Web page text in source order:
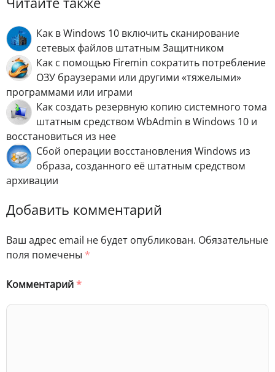
Как в Windows 10 включить сканирование
сетевых файлов штатным Защитником
Как с помощью Firemin сократить потребление
ОЗУ браузерами или другими «тяжелыми»
программами или играми
Как создать резервную копию системного тома
штатным средством WbAdmin в Windows 10 и
восстановиться из нее
Сбой операции восстановления Windows из
образа, созданного её штатным средством
архивации
Добавить комментарий
Ваш адрес email не будет опубликован. Обязательные
поля помечены *
Комментарий*